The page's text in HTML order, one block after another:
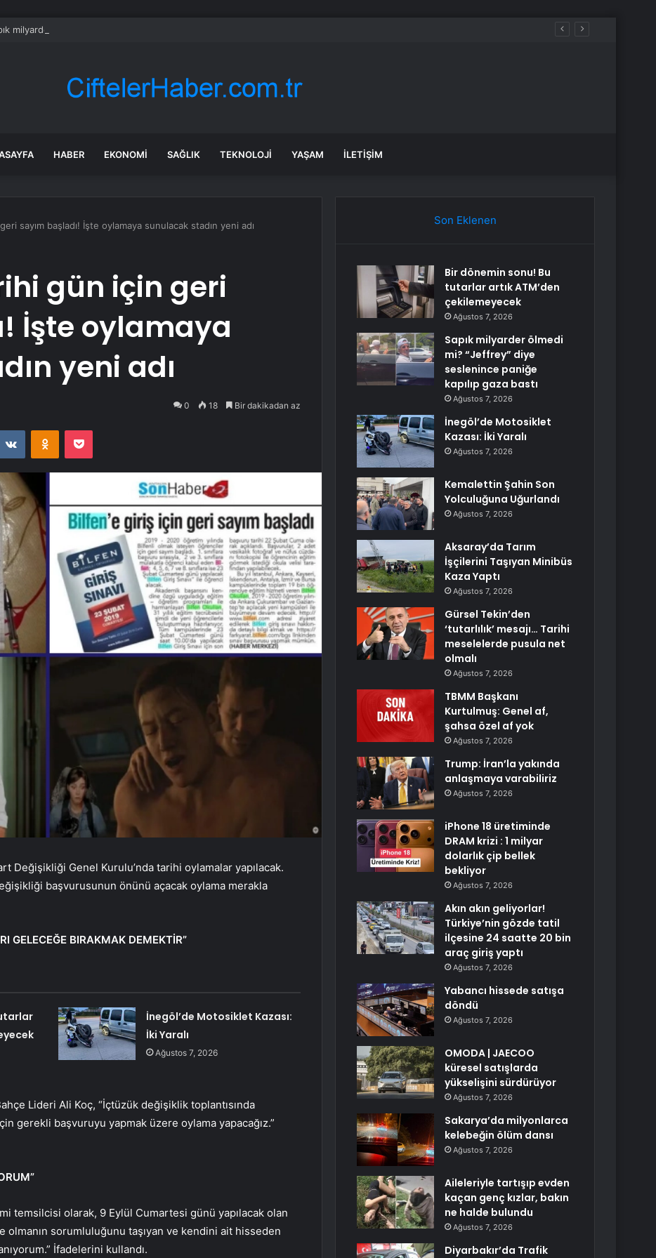
milyarder ölmedi mi? “Jeffrey” diye seslenince paniğe kapılıp gaza bastı
HABER EKONOMI SAĞLIK TEKNOLOJI YAŞAM İLETIŞIM
sayım başladı! İşte oylamaya sunulacak stadın yeni adı
gün için geri
İşte oylamaya
yeni adı
0 18 Bir dakikadan az
VKontakteOdnoklassniki
Pocket
Değişikliği Genel Kurulu’nda tarihi oylamalar yapılacak.
başvurusunun önünü açacak oylama merakla
GELECEĞE BIRAKMAK DEMEKTİR”
İnegöl’de Motosiklet Kazası:
İki Yaralı
Ağustos 7, 2026
Lideri Ali Koç, “İçtüzük değişiklik toplantısında
için gerekli başvuruyu yapmak üzere oylama yapacağız.”
temsilcisi olarak, 9 Eylül Cumartesi günü yapılacak olan
olmanın sorumluluğunu taşıyan ve kendini ait hisseden
İfadelerini kullandı.
Son Eklenen
Bir dönemin sonu! Bu
tutarlar artık ATM’den
çekilemeyecek
Ağustos 7, 2026
Sapık milyarder ölmedi
mi? “Jeffrey” diye
seslenince paniğe
kapılıp gaza bastı
Ağustos 7, 2026
İnegöl’de Motosiklet
Kazası: İki Yaralı
Ağustos 7, 2026
Kemalettin Şahin Son
Yolculuğuna Uğurlandı
Ağustos 7, 2026
Aksaray’da Tarım
İşçilerini Taşıyan Minibüs
Kaza Yaptı
Ağustos 7, 2026
Gürsel Tekin’den
‘tutarlılık’ mesajı… Tarihi
meselelerde pusula net
olmalı
Ağustos 7, 2026
TBMM Başkanı
Kurtulmuş: Genel af,
şahsa özel af yok
Ağustos 7, 2026
Trump: İran’la yakında
anlaşmaya varabiliriz
Ağustos 7, 2026
iPhone 18 üretiminde
DRAM krizi : 1 milyar
dolarlık çip bellek
bekliyor
Ağustos 7, 2026
Akın akın geliyorlar!
Türkiye’nin gözde tatil
ilçesine 24 saatte 20 bin
araç giriş yaptı
Ağustos 7, 2026
Yabancı hissede satışa
döndü
Ağustos 7, 2026
OMODA | JAECOO
küresel satışlarda
yükselişini sürdürüyor
Ağustos 7, 2026
Sakarya’da milyonlarca
kelebeğin ölüm dansı
Ağustos 7, 2026
Aileleriyle tartışıp evden
kaçan genç kızlar, bakın
ne halde bulundu
Ağustos 7, 2026
Diyarbakır’da Trafik